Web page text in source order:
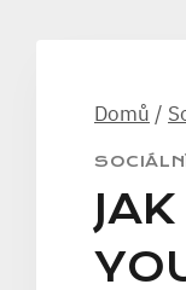
Domů /